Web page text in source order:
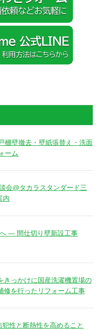
棚壁撤去・壁紙張替え・洗面
ーム
会@タカラスタンダード三
内
― 間仕切り壁新設工事
きっかけに国産洗濯機置場の
修を行ったリフォーム工事
性と断熱性を高めること